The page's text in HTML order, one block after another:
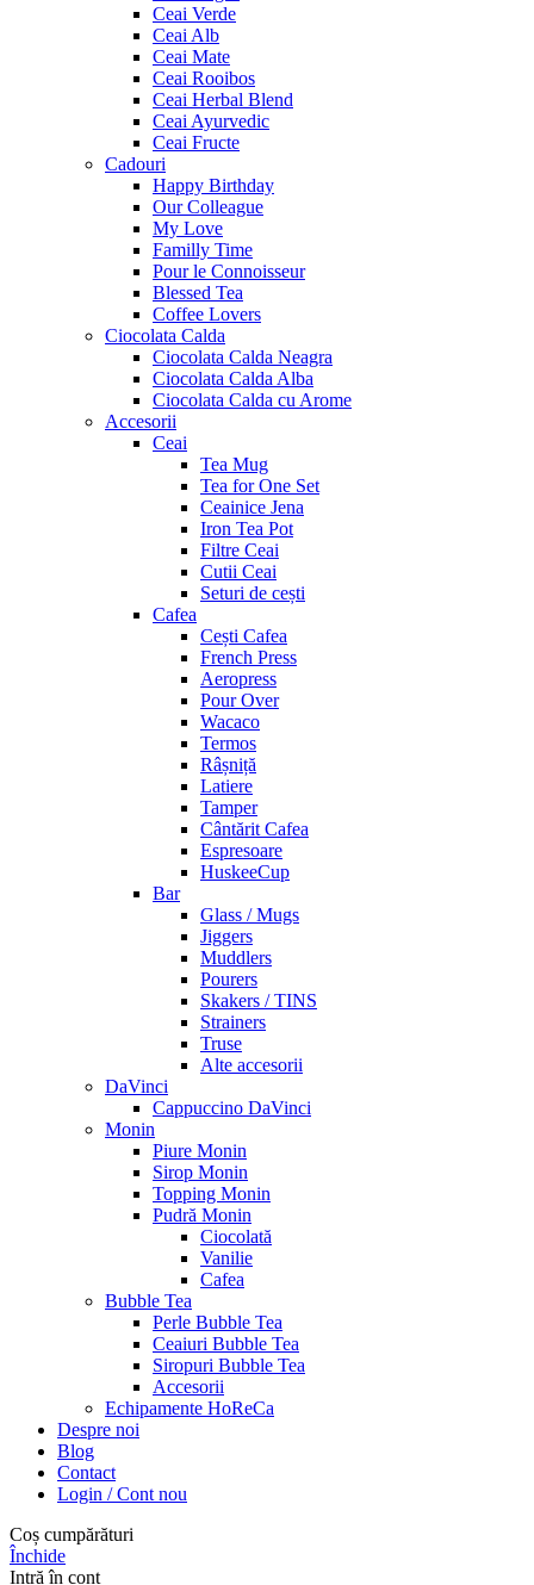
Ceai Verde
Ceai Alb
Ceai Mate
Ceai Rooibos
Ceai Herbal Blend
Ceai Ayurvedic
Ceai Fructe
Cadouri
Happy Birthday
Our Colleague
My Love
Familly Time
Pour le Connoisseur
Blessed Tea
Coffee Lovers
Ciocolata Calda
Ciocolata Calda Neagra
Ciocolata Calda Alba
Ciocolata Calda cu Arome
Accesorii
Ceai
Tea Mug
Tea for One Set
Ceainice Jena
Iron Tea Pot
Filtre Ceai
Cutii Ceai
Seturi de cești
Cafea
Cești Cafea
French Press
Aeropress
Pour Over
Wacaco
Termos
Râșniță
Latiere
Tamper
Cântărit Cafea
Espresoare
HuskeeCup
Bar
Glass / Mugs
Jiggers
Muddlers
Pourers
Skakers / TINS
Strainers
Truse
Alte accesorii
DaVinci
Cappuccino DaVinci
Monin
Piure Monin
Sirop Monin
Topping Monin
Pudră Monin
Ciocolată
Vanilie
Cafea
Bubble Tea
Perle Bubble Tea
Ceaiuri Bubble Tea
Siropuri Bubble Tea
Accesorii
Echipamente HoReCa
Despre noi
Blog
Contact
Login / Cont nou
Coș cumpărături
Închide
Intră în cont